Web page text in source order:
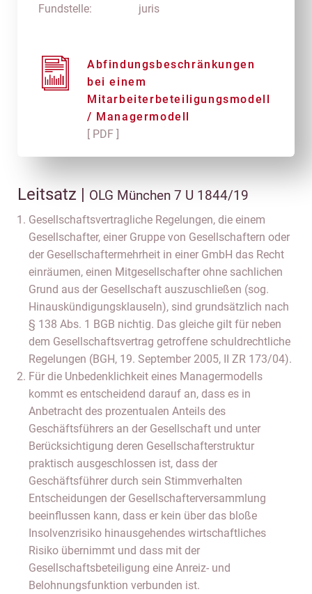
Fundstelle:
juris
Abfindungsbeschränkungen
bei einem
Mitarbeiterbeteiligungsmodell
/ Managermodell
[ PDF ]
Leitsatz | OLG München 7 U 1844/19
Gesellschaftsvertragliche Regelungen, die einem
Gesellschafter, einer Gruppe von Gesellschaftern oder
der Gesellschaftermehrheit in einer GmbH das Recht
einräumen, einen Mitgesellschafter ohne sachlichen
Grund aus der Gesellschaft auszuschließen (sog.
Hinauskündigungsklauseln), sind grundsätzlich nach
§ 138 Abs. 1 BGB nichtig. Das gleiche gilt für neben
dem Gesellschaftsvertrag getroffene schuldrechtliche
Regelungen (BGH, 19. September 2005, II ZR 173/04).
Für die Unbedenklichkeit eines Managermodells
kommt es entscheidend darauf an, dass es in
Anbetracht des prozentualen Anteils des
Geschäftsführers an der Gesellschaft und unter
Berücksichtigung deren Gesellschafterstruktur
praktisch ausgeschlossen ist, dass der
Geschäftsführer durch sein Stimmverhalten
Entscheidungen der Gesellschafterversammlung
beeinflussen kann, dass er kein über das bloße
Insolvenzrisiko hinausgehendes wirtschaftliches
Risiko übernimmt und dass mit der
Gesellschaftsbeteiligung eine Anreiz- und
Belohnungsfunktion verbunden ist.